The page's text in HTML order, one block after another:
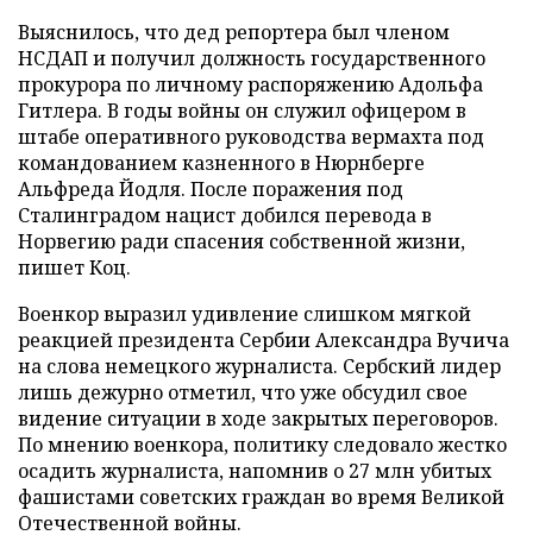
Выяснилось, что дед репортера был членом
НСДАП и получил должность государственного
прокурора по личному распоряжению Адольфа
Гитлера. В годы войны он служил офицером в
штабе оперативного руководства вермахта под
командованием казненного в Нюрнберге
Альфреда Йодля. После поражения под
Сталинградом нацист добился перевода в
Норвегию ради спасения собственной жизни,
пишет Коц.
Военкор выразил удивление слишком мягкой
реакцией президента Сербии Александра Вучича
на слова немецкого журналиста. Сербский лидер
лишь дежурно отметил, что уже обсудил свое
видение ситуации в ходе закрытых переговоров.
По мнению военкора, политику следовало жестко
осадить журналиста, напомнив о 27 млн убитых
фашистами советских граждан во время Великой
Отечественной войны.